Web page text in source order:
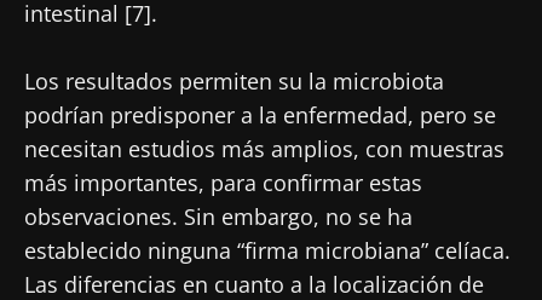
intestinal [7].
Los resultados permiten su la microbiota
podrían predisponer a la enfermedad, pero se
necesitan estudios más amplios, con muestras
más importantes, para confirmar estas
observaciones. Sin embargo, no se ha
establecido ninguna “firma microbiana” celíaca.
Las diferencias en cuanto a la localización de